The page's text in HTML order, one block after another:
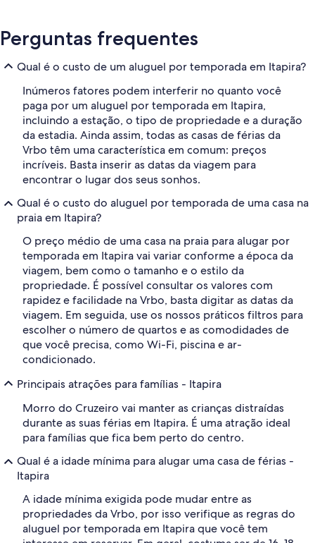
Perguntas frequentes
Qual é o custo de um aluguel por temporada em Itapira?
Inúmeros fatores podem interferir no quanto você
paga por um aluguel por temporada em Itapira,
incluindo a estação, o tipo de propriedade e a duração
da estadia. Ainda assim, todas as casas de férias da
Vrbo têm uma característica em comum: preços
incríveis. Basta inserir as datas da viagem para
encontrar o lugar dos seus sonhos.
Qual é o custo do aluguel por temporada de uma casa na
praia em Itapira?
O preço médio de uma casa na praia para alugar por
temporada em Itapira vai variar conforme a época da
viagem, bem como o tamanho e o estilo da
propriedade. É possível consultar os valores com
rapidez e facilidade na Vrbo, basta digitar as datas da
viagem. Em seguida, use os nossos práticos filtros para
escolher o número de quartos e as comodidades de
que você precisa, como Wi-Fi, piscina e ar-
condicionado.
Principais atrações para famílias - Itapira
Morro do Cruzeiro vai manter as crianças distraídas
durante as suas férias em Itapira. É uma atração ideal
para famílias que fica bem perto do centro.
Qual é a idade mínima para alugar uma casa de férias -
Itapira
A idade mínima exigida pode mudar entre as
propriedades da Vrbo, por isso verifique as regras do
aluguel por temporada em Itapira que você tem